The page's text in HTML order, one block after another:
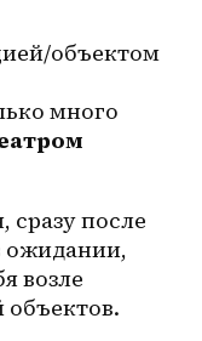
объектом
много
сразу после
ожидании,
возле